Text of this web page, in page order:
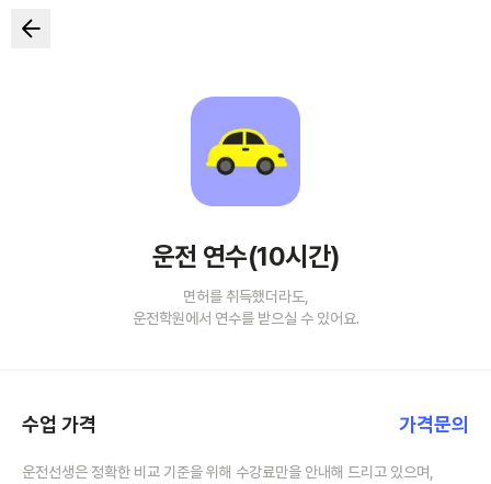
운전 연수(10시간)
면허를 취득했더라도,
운전학원에서 연수를 받으실 수 있어요.
수업 가격 가격문의
운전선생은 정확한 비교 기준을 위해 수강료만을 안내해 드리고 있으며,